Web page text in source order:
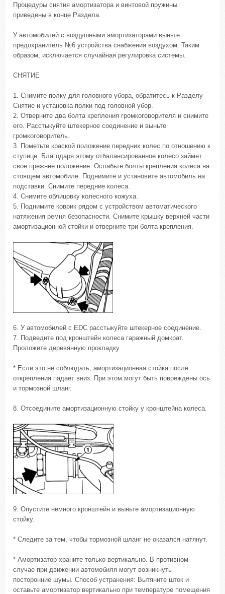
Процедуры снятия амортизатора и винтовой пружины
приведены в конце Раздела.
У автомобилей с воздушными амортизаторами выньте
предохранитель №6 устройства снабжения воздухом. Таким
образом, исключается случайная регулировка системы.
СНЯТИЕ
1. Снимите полку для головного убора, обратитесь к Разделу
Снятие и установка полки под головной убор.
2. Отверните два болта крепления громкоговорителя и снимите
его. Расстыкуйте штекерное соединение и выньте
громкоговоритель.
3. Пометьте краской положение передних колес по отношению к
ступице. Благодаря этому отбалансированное колесо займет
свое прежнее положение. Ослабьте болты крепления колеса на
стоящем автомобиле. Поднимите и установите автомобиль на
подставки. Снимите передние колеса.
4. Снимите облицовку колесного кожуха.
5. Поднимите коврик рядом с устройством автоматического
натяжения ремня безопасности. Снимите крышку верхней части
амортизационной стойки и отверните три болта крепления.
6. У автомобилей с EDC расстыкуйте штекерное соединение.
7. Подведите под кронштейн колеса гаражный домкрат.
Проложите деревянную прокладку.
* Если это не соблюдать, амортизационная стойка после
открепления падает вниз. При этом могут быть повреждены ось
и тормозной шланг.
8. Отсоедините амортизационную стойку у кронштейна колеса.
9. Опустите немного кронштейн и выньте амортизационную
стойку.
* Следите за тем, чтобы тормозной шланг не оказался натянут.
* Амортизатор храните только вертикально. В противном
случае при движении автомобиля могут возникнуть
посторонние шумы. Способ устранения: Вытяните шток и
оставьте амортизатор вертикально при температуре помещения